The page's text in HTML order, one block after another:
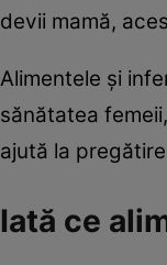
devii mamă,
Alimentele şi
sănătatea
ajută la
Iată ce